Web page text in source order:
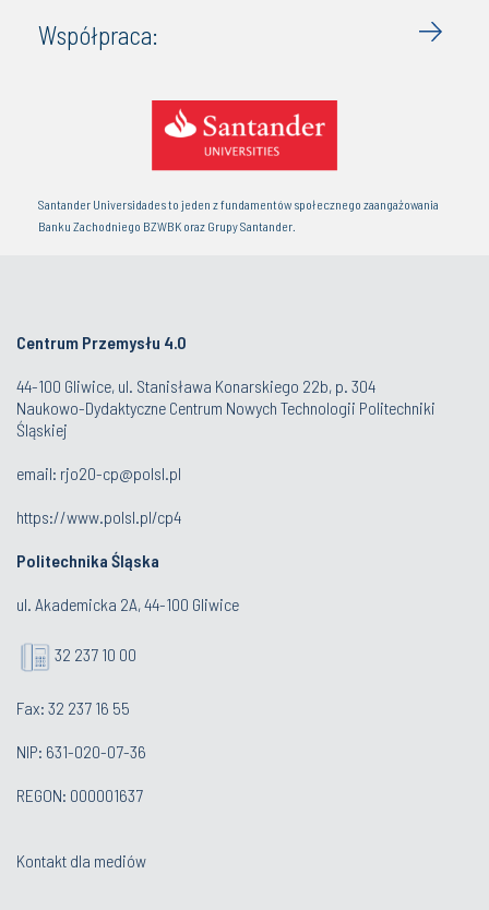
Współpraca:
Santander Universidades to jeden z fundamentów społecznego zaangażowania
Banku Zachodniego BZWBK oraz Grupy Santander.
Centrum Przemysłu 4.0
44-100 Gliwice, ul. Stanisława Konarskiego 22b, p. 304
Naukowo-Dydaktyczne Centrum Nowych Technologii Politechniki
Śląskiej
email: rjo20-cp@polsl.pl
https://www.polsl.pl/cp4
Politechnika Śląska
ul. Akademicka 2A, 44-100 Gliwice
32 237 10 00
Fax: 32 237 16 55
NIP: 631-020-07-36
REGON: 000001637
Kontakt dla mediów